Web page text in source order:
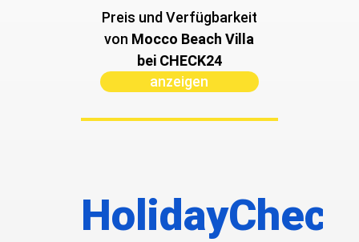
Preis und Verfügbarkeit
von ­ Mocco Beach Villa
bei CHECK24
anzeigen
HolidayCheck